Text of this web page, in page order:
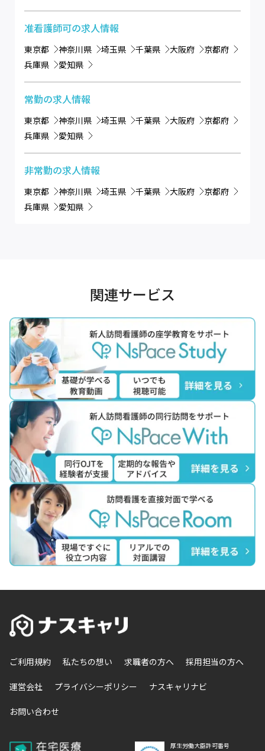
准看護師可の求人情報
東京都 神奈川県 埼玉県 千葉県 大阪府
京都府
兵庫県
愛知県
常勤の求人情報
東京都 神奈川県 埼玉県 千葉県 大阪府
京都府
兵庫県
愛知県
非常勤の求人情報
東京都 神奈川県 埼玉県 千葉県 大阪府
京都府
兵庫県
愛知県
関連サービス
ご利用規約 私たちの想い 求職者の方へ 採用担当の方へ
運営会社 プライバシーポリシー ナスキャリナビ
お問い合わせ
厚生労働大臣許可番号